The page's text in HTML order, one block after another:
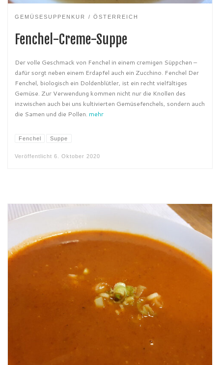
GEMÜSESUPPENKUR ÖSTERREICH
Fenchel-Creme-Suppe
Der volle Geschmack von Fenchel in einem cremigen Süppchen –
dafür sorgt neben einem Erdapfel auch ein Zucchino. Fenchel Der
Fenchel, biologisch ein Doldenblütler, ist ein recht vielfältiges
Gemüse. Zur Verwendung kommen nicht nur die Knollen des
inzwischen auch bei uns kultivierten Gemüsefenchels, sondern auch
die Samen und die Pollen. mehr
Fenchel Suppe
Veröffentlicht 6. Oktober 2020